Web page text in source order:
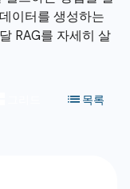
이터를 생성하는
RAG를 자세히 살